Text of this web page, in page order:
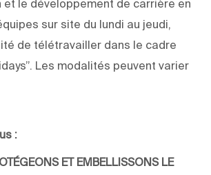
et le développement de carrière en
sur site du lundi au jeudi,
de télétravailler dans le cadre
Les modalités peuvent varier
:
ET EMBELLISSONS LE